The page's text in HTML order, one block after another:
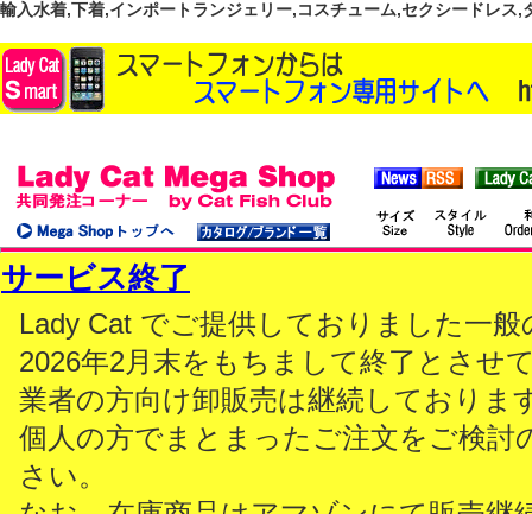
輸入水着,下着,インポートランジェリー,コスチューム,セクシードレス
サービス終了
Lady Cat でご提供しておりました一
2026年2月末をもちまして終了とさせ
業者の方向け卸販売は継続しておりま
個人の方でまとまったご注文をご検討
さい。